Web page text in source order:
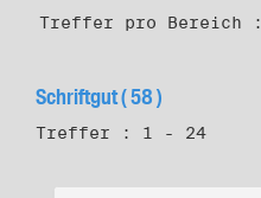
Treffer pro Bereich :
Schriftgut ( 58 )
Treffer : 1 - 24